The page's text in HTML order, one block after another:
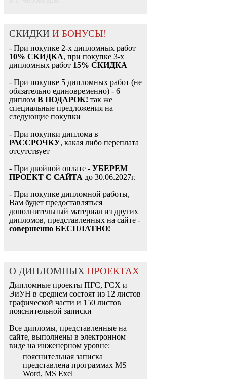
СКИДКИ И БОНУСЫ!
- При покупке 2-х дипломных работ
10% СКИДКА, при покупке 3-х
дипломных работ 15% СКИДКА
- При покупке 5 дипломных работ (не
обязательно единовременно) - 6
диплом В ПОДАРОК! так же
специальные предложения на
следующие покупки
- При покупки диплома в
РАССРОЧКУ, какая либо переплата
отсутствует
- При двойной оплате - УБЕРЕМ
ПРОЕКТ С САЙТА до 30.06.2027г.
- При покупке дипломной работы,
Вам будет предоставляться
дополнительный материал из других
дипломов, представленных на сайте -
совершенно БЕСПЛАТНО!
О ДИПЛОМНЫХ ПРОЕКТАХ
Дипломные проекты ПГС, ГСХ и
ЭиУН в среднем состоят из 12 листов
графической части и 150 листов
пояснительной записки
Все дипломы, представленные на
сайте, выполнены в электронном
виде на инженерном уровне:
пояснительная записка
представлена программах MS
Word, MS Exel